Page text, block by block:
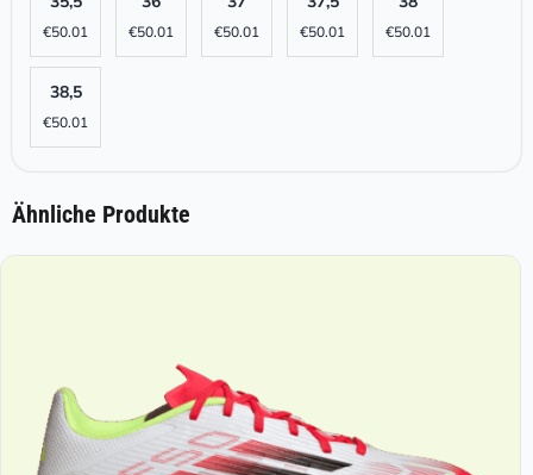
€50.01 €50.01 €50.01 €50.01 €50.01
38,5
€50.01
Ähnliche Produkte